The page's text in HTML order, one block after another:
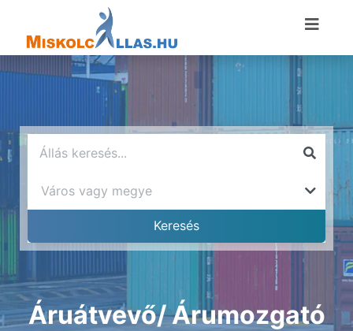
Áruátvevő/ Árumozgató